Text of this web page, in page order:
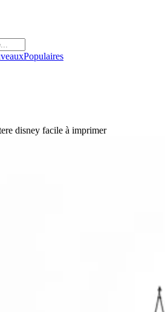
Populaires
disney facile à imprimer